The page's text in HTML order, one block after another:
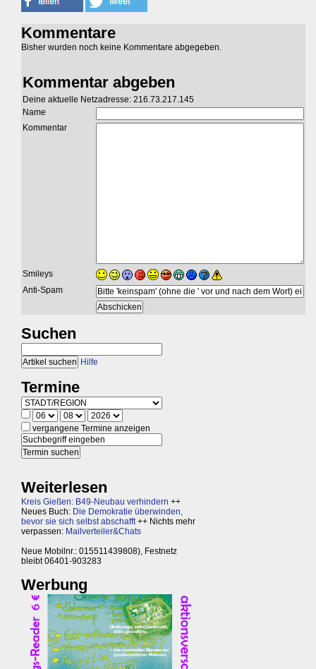
Kommentare
Bisher wurden noch keine Kommentare abgegeben.
Kommentar abgeben
Deine aktuelle Netzadresse: 216.73.217.145
Name
Kommentar
Smileys
Anti-Spam
Suchen
Hilfe
Termine
vergangene Termine anzeigen
Weiterlesen
Kreis Gießen: B49-Neubau verhindern ++
Neues Buch: Die Demokratie überwinden,
bevor sie sich selbst abschafft++ Nichts mehr
verpassen: Mailverteiler&Chats
Neue Mobilnr.: 015511439808), Festnetz
bleibt 06401-903283
Werbung